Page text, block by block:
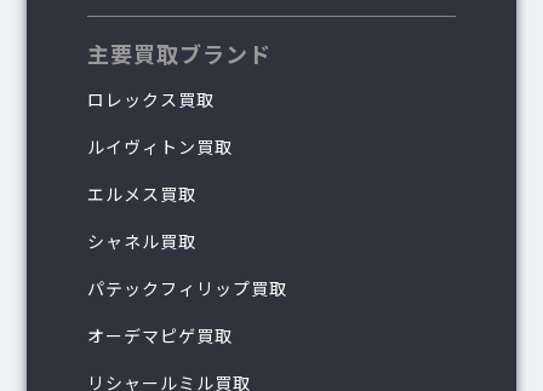
主要買取ブランド
ロレックス買取
ルイヴィトン買取
エルメス買取
シャネル買取
パテックフィリップ買取
オーデマピゲ買取
リシャールミル買取